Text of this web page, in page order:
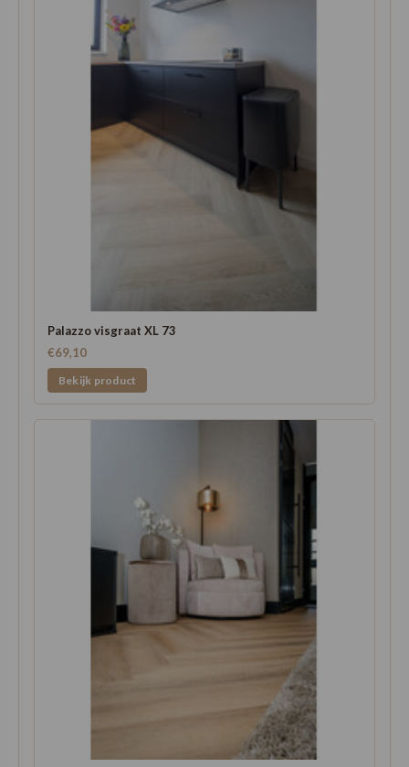
Palazzo visgraat XL 73
€69,10
Bekijk product